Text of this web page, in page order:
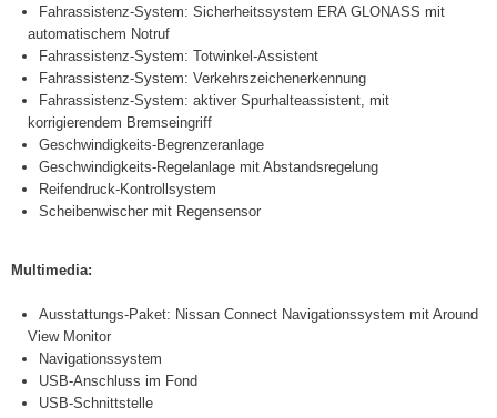
Fahrassistenz-System: Sicherheitssystem ERA GLONASS mit
automatischem Notruf
Fahrassistenz-System: Totwinkel-Assistent
Fahrassistenz-System: Verkehrszeichenerkennung
Fahrassistenz-System: aktiver Spurhalteassistent, mit
korrigierendem Bremseingriff
Geschwindigkeits-Begrenzeranlage
Geschwindigkeits-Regelanlage mit Abstandsregelung
Reifendruck-Kontrollsystem
Scheibenwischer mit Regensensor
Multimedia:
Ausstattungs-Paket: Nissan Connect Navigationssystem mit Around
View Monitor
Navigationssystem
USB-Anschluss im Fond
USB-Schnittstelle